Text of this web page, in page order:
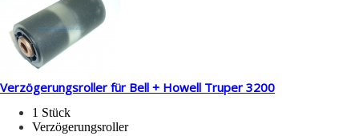
Verzögerungsroller für Bell + Howell Truper 3200
1 Stück
Verzögerungsroller